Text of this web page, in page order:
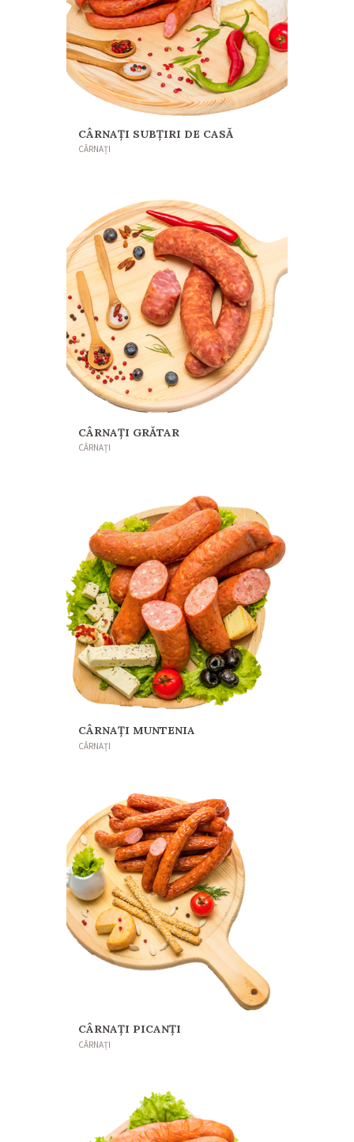
CÂRNAȚI SUBȚIRI DE CASĂ
CÂRNAȚI
CÂRNAȚI GRĂTAR
CÂRNAȚI
CÂRNAȚI MUNTENIA
CÂRNAȚI
CÂRNAȚI PICANȚI
CÂRNAȚI